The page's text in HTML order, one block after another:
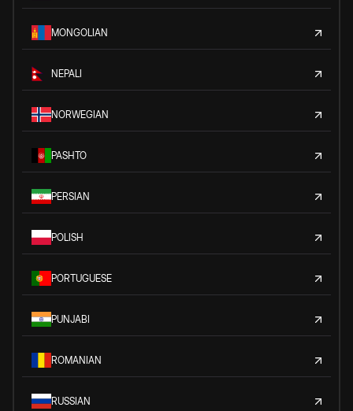
MONGOLIAN
NEPALI
NORWEGIAN
PASHTO
PERSIAN
POLISH
PORTUGUESE
PUNJABI
ROMANIAN
RUSSIAN